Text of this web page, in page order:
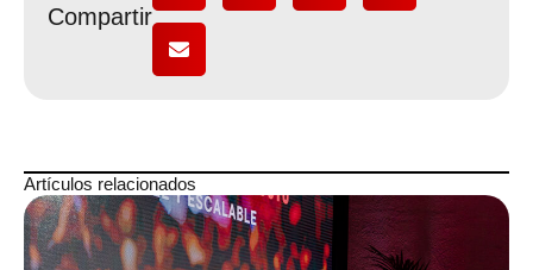
Compartir
Artículos relacionados